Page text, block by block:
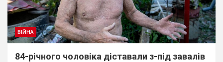
ВІЙНА
84-річного чоловіка діставали з-під завалів